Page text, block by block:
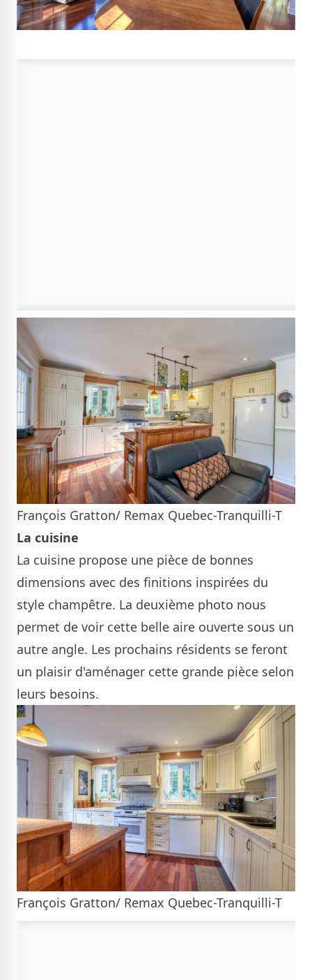
François Gratton/ Remax Quebec-Tranquilli-T
La cuisine
La cuisine propose une pièce de bonnes
dimensions avec des finitions inspirées du
style champêtre. La deuxième photo nous
permet de voir cette belle aire ouverte sous un
autre angle. Les prochains résidents se feront
un plaisir d'aménager cette grande pièce selon
leurs besoins.
François Gratton/ Remax Quebec-Tranquilli-T